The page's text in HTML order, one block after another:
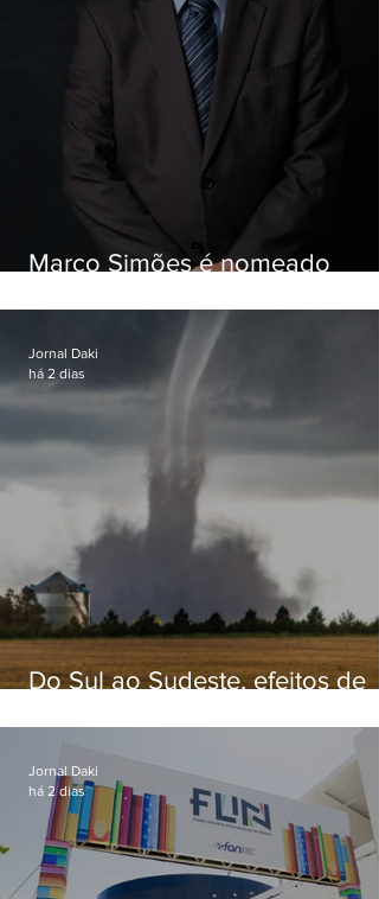
Marco Simões é nomeado
Do Sul ao Sudeste, efeitos de
apreensão na população
Jornal Daki
há 2 dias
Jornal Daki
há 2 dias